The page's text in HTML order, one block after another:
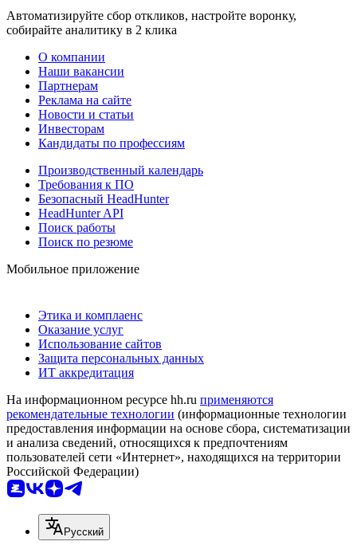
Автоматизируйте сбор откликов, настройте воронку,
собирайте аналитику в 2 клика
О компании
Наши вакансии
Партнерам
Реклама на сайте
Новости и статьи
Инвесторам
Кандидаты по профессиям
Производственный календарь
Требования к ПО
Безопасный HeadHunter
HeadHunter API
Поиск работы
Поиск по резюме
Мобильное приложение
Этика и комплаенс
Оказание услуг
Использование сайтов
Защита персональных данных
ИТ аккредитация
На информационном ресурсе hh.ru применяются
рекомендательные технологии (информационные технологии
предоставления информации на основе сбора, систематизации
и анализа сведений, относящихся к предпочтениям
пользователей сети «Интернет», находящихся на территории
Российской Федерации)
Русский